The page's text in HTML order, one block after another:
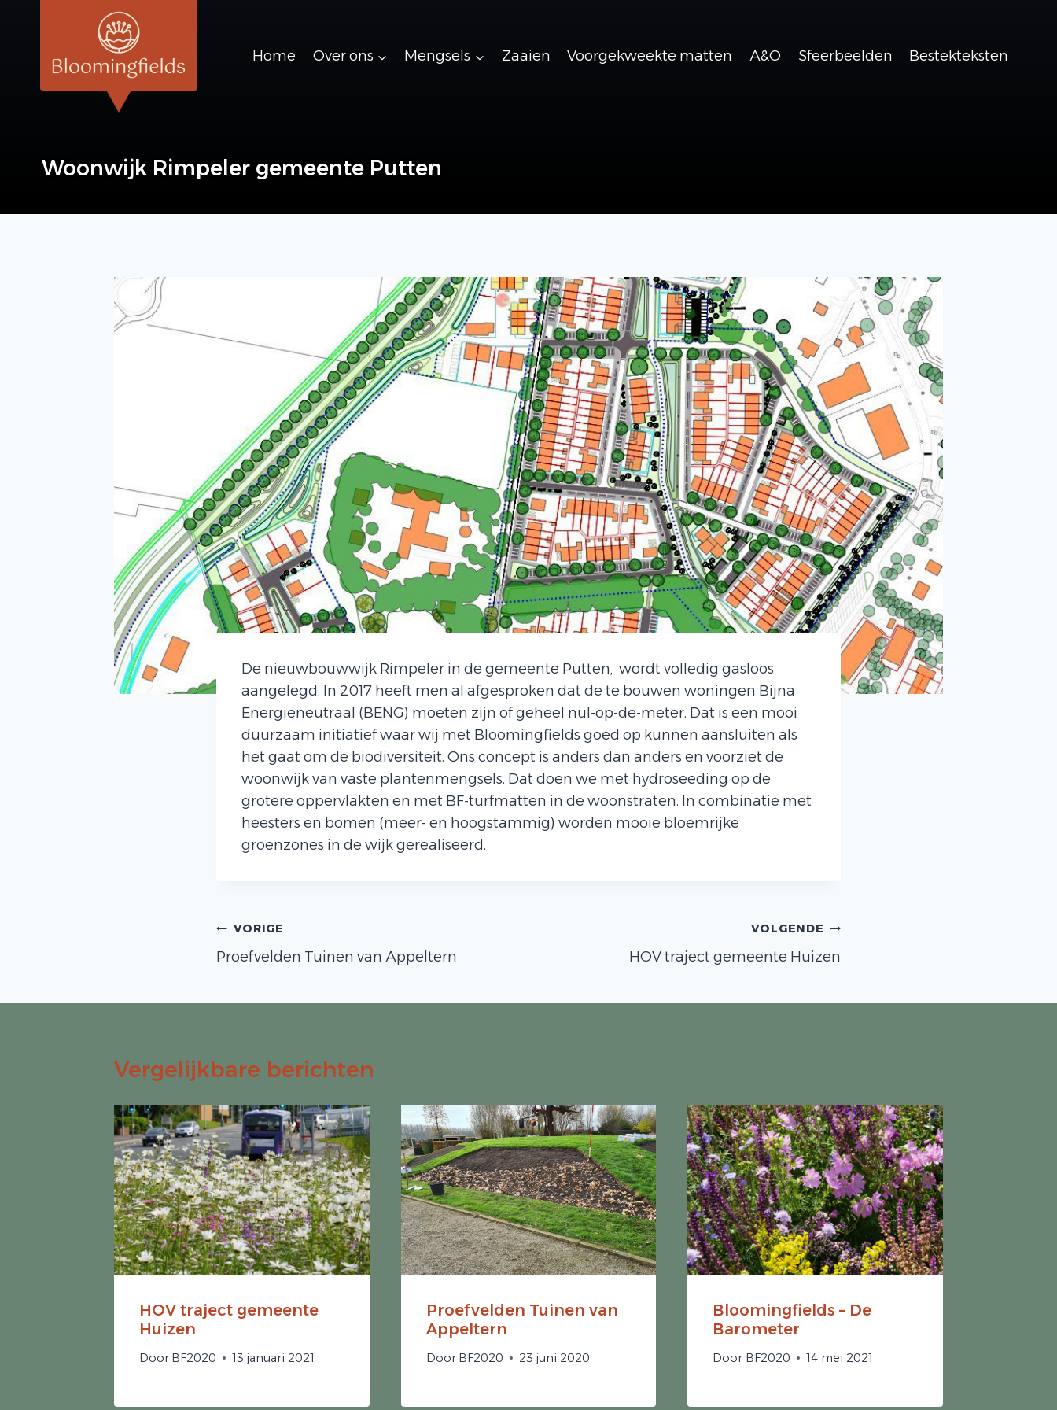
Home Over ons Mengsels Zaaien Voorgekweekte matten A&O Sfeerbeelden Bestekteksten
Woonwijk Rimpeler gemeente Putten
De nieuwbouwwijk Rimpeler in de gemeente Putten, wordt volledig gasloos
aangelegd. In 2017 heeft men al afgesproken dat de te bouwen woningen Bijna
Energieneutraal (BENG) moeten zijn of geheel nul-op-de-meter. Dat is een mooi
duurzaam initiatief waar wij met Bloomingfields goed op kunnen aansluiten als
het gaat om de biodiversiteit. Ons concept is anders dan anders en voorziet de
woonwijk van vaste plantenmengsels. Dat doen we met hydroseeding op de
grotere oppervlakten en met BF-turfmatten in de woonstraten. In combinatie met
heesters en bomen (meer- en hoogstammig) worden mooie bloemrijke
groenzones in de wijk gerealiseerd.
Bericht
navigatie
VORIGE
Proefvelden Tuinen van Appeltern
VOLGENDE
HOV traject gemeente Huizen
Vergelijkbare berichten
HOV traject gemeente
Huizen
Door BF2020 13 januari 2021
Proefvelden Tuinen van
Appeltern
Door BF2020 23 juni 2020
Bloomingfields – De
Barometer
Door BF2020 14 mei 2021